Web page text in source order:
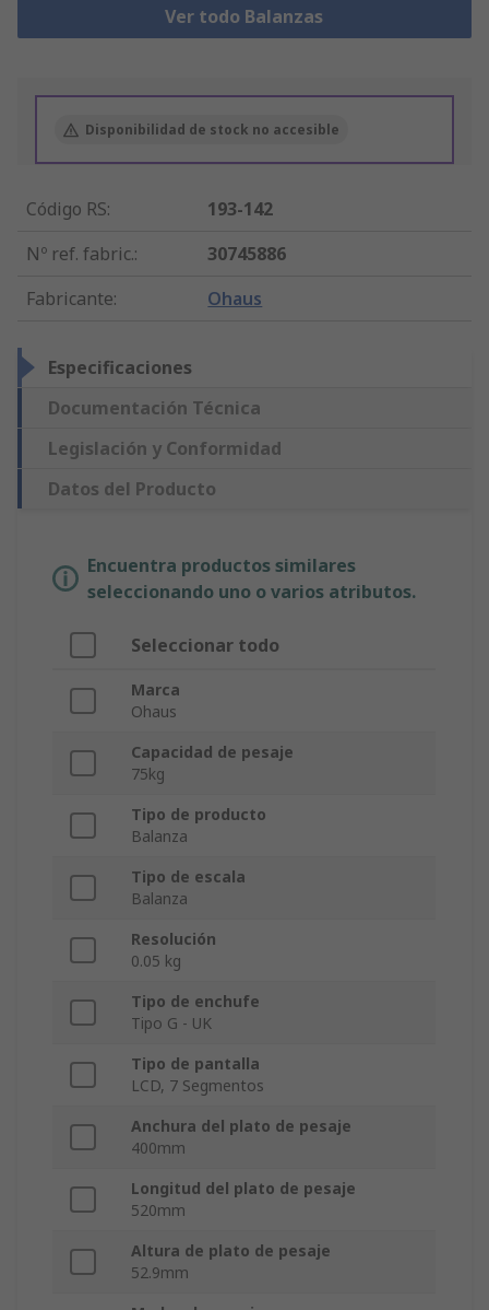
Ver todo Balanzas
Disponibilidad de stock no accesible
Código RS:
193-142
Nº ref. fabric.:
30745886
Fabricante: Ohaus
Especificaciones
Documentación Técnica
Legislación y Conformidad
Datos del Producto
Encuentra productos similares
seleccionando uno o varios atributos.
Seleccionar todo
Marca
Ohaus
Capacidad de pesaje
75kg
Tipo de producto
Balanza
Tipo de escala
Balanza
Resolución
0.05 kg
Tipo de enchufe
Tipo G - UK
Tipo de pantalla
LCD, 7 Segmentos
Anchura del plato de pesaje
400mm
Longitud del plato de pesaje
520mm
Altura de plato de pesaje
52.9mm